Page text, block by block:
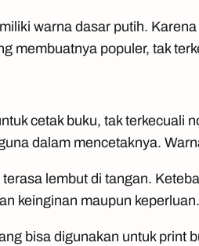
warna dasar putih.
membuatnya populer, tak
cetak buku, tak
dalam mencetaknya.
lembut di tangan.
keinginan maupun keperluan.
bisa digunakan untuk